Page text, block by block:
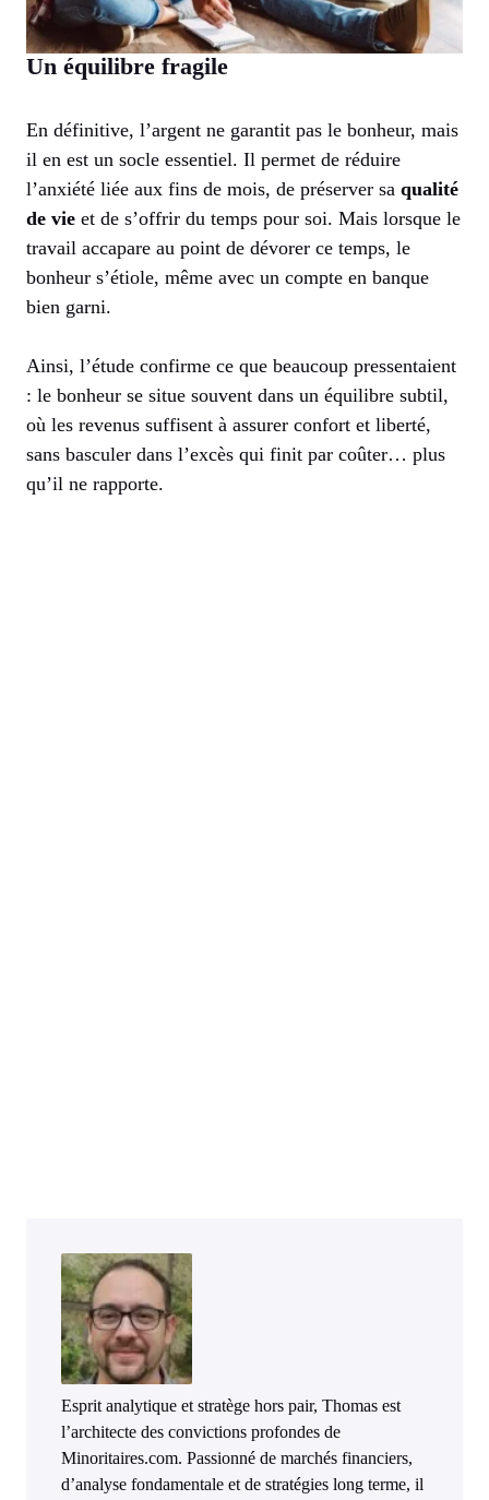
Un équilibre fragile
En définitive, l’argent ne garantit pas le bonheur, mais
il en est un socle essentiel. Il permet de réduire
l’anxiété liée aux fins de mois, de préserver sa qualité
de vie et de s’offrir du temps pour soi. Mais lorsque le
travail accapare au point de dévorer ce temps, le
bonheur s’étiole, même avec un compte en banque
bien garni.
Ainsi, l’étude confirme ce que beaucoup pressentaient
: le bonheur se situe souvent dans un équilibre subtil,
où les revenus suffisent à assurer confort et liberté,
sans basculer dans l’excès qui finit par coûter… plus
qu’il ne rapporte.
Esprit analytique et stratège hors pair, Thomas est
l’architecte des convictions profondes de
Minoritaires.com. Passionné de marchés financiers,
d’analyse fondamentale et de stratégies long terme, il